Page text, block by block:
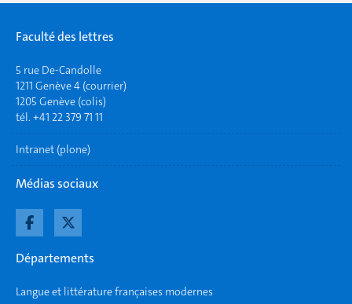
Faculté des lettres
5 rue De-Candolle
1211 Genève 4 (courrier)
1205 Genève (colis)
tél. +41 22 379 71 11
Intranet (plone)
Médias sociaux
Départements
Langue et littérature françaises modernes